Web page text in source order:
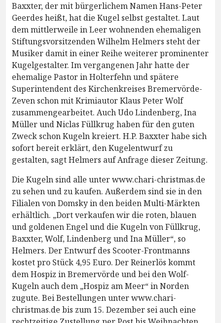
Baxxter, der mit bürgerlichem Namen Hans-Peter
Geerdes heißt, hat die Kugel selbst gestaltet. Laut
dem mittlerweile in Leer wohnenden ehemaligen
Stiftungsvorsitzenden Wilhelm Helmers steht der
Musiker damit in einer Reihe weiterer prominenter
Kugelgestalter. Im vergangenen Jahr hatte der
ehemalige Pastor in Holterfehn und spätere
Superintendent des Kirchenkreises Bremervörde-
Zeven schon mit Krimiautor Klaus Peter Wolf
zusammengearbeitet. Auch Udo Lindenberg, Ina
Müller und Niclas Füllkrug haben für den guten
Zweck schon Kugeln kreiert. H.P. Baxxter habe sich
sofort bereit erklärt, den Kugelentwurf zu
gestalten, sagt Helmers auf Anfrage dieser Zeitung.
Die Kugeln sind alle unter www.chari-christmas.de
zu sehen und zu kaufen. Außerdem sind sie in den
Filialen von Domsky in den beiden Multi-Märkten
erhältlich. „Dort verkaufen wir die roten, blauen
und goldenen Engel und die Kugeln von Füllkrug,
Baxxter, Wolf, Lindenberg und Ina Müller“, so
Helmers. Der Entwurf des Scooter-Frontmanns
kostet pro Stück 4,95 Euro. Der Reinerlös kommt
dem Hospiz in Bremervörde und bei den Wolf-
Kugeln auch dem „Hospiz am Meer“ in Norden
zugute. Bei Bestellungen unter www.chari-
christmas.de bis zum 15. Dezember sei auch eine